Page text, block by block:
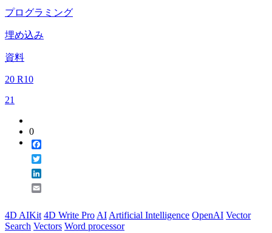
プログラミング
埋め込み
資料
20 R10
21
0
4D AIKit 4D Write Pro AI Artificial Intelligence OpenAI Vector
Search Vectors Word processor